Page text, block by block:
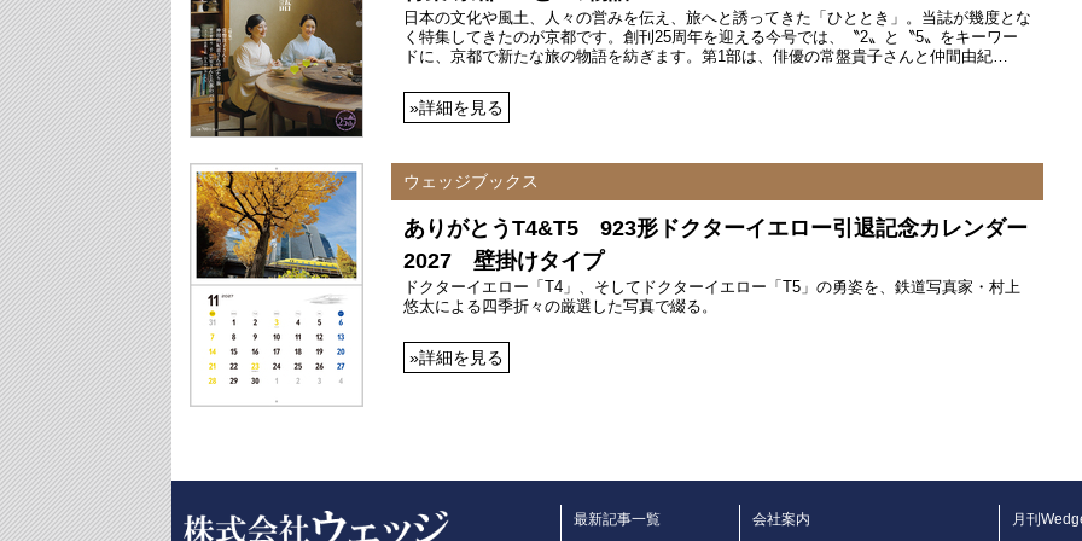
日本の文化や風土、人々の営みを伝え、旅へと誘ってきた「ひととき」。当誌が幾度とな
く特集してきたのが京都です。創刊25周年を迎える今号では、〝2〟と〝5〟をキーワー
ドに、京都で新たな旅の物語を紡ぎます。第1部は、俳優の常盤貴子さんと仲間由紀…
»詳細を見る
ウェッジブックス
ありがとうT4&T5 923形ドクターイエロー引退記念カレンダー
2027 壁掛けタイプ
ドクターイエロー「T4」、そしてドクターイエロー「T5」の勇姿を、鉄道写真家・村上
悠太による四季折々の厳選した写真で綴る。
»詳細を見る
最新記事一覧
会社案内
月刊